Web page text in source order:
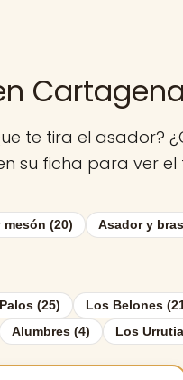
Cartagena
te tira el
su ficha para ver
mesón (20) Asador y
(25) Los Belones
Alumbres (4) Los